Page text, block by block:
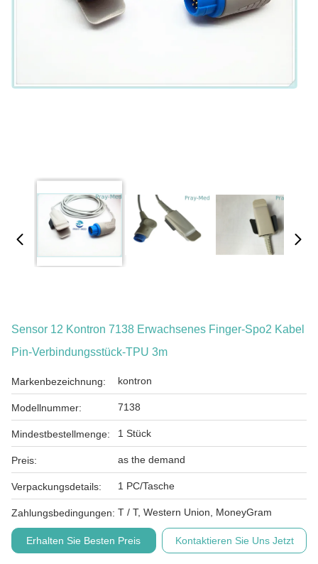
Sensor 12 Kontron 7138 Erwachsenes Finger-Spo2 Kabel
Pin-Verbindungsstück-TPU 3m
Markenbezeichnung: kontron
Modellnummer: 7138
Mindestbestellmenge: 1 Stück
Preis: as the demand
Verpackungsdetails: 1 PC/Tasche
Zahlungsbedingungen: T / T, Western Union, MoneyGram
Erhalten Sie Besten Preis Kontaktieren Sie Uns Jetzt